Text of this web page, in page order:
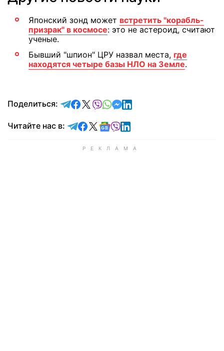
Японский зонд может встретить "корабль-
призрак" в космосе: это не астероид, считают
ученые.
Бывший "шпион" ЦРУ назвал места, где
находятся четыре базы НЛО на Земле.
Поделиться: отправить в Telegram
поделиться в Facebook
поделиться в X
отправить в Viber
отправить в Whatsapp
отправить в Messenger
отправить в LinkedIn
Читайте нас в: Читайте в Telegram
Читайте в Facebook
Читайте в X
Читайте в Google news
Читайте в Viber
Читайте в LinkedIn